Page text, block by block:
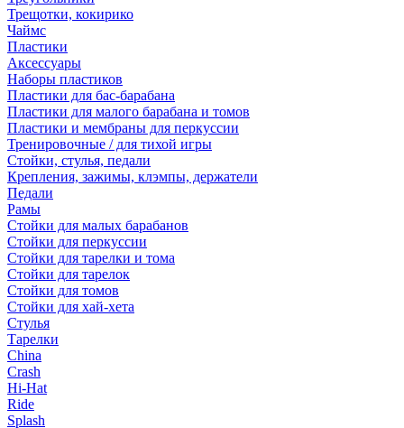
Трещотки, кокирико
Чаймс
Пластики
Аксессуары
Наборы пластиков
Пластики для бас-барабана
Пластики для малого барабана и томов
Пластики и мембраны для перкуссии
Тренировочные / для тихой игры
Стойки, стулья, педали
Крепления, зажимы, клэмпы, держатели
Педали
Рамы
Стойки для малых барабанов
Стойки для перкуссии
Стойки для тарелки и тома
Стойки для тарелок
Стойки для томов
Стойки для хай-хета
Стулья
Тарелки
China
Crash
Hi-Hat
Ride
Splash